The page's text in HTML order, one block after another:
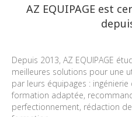
AZ EQUIPAGE est
Depuis 2013, AZ EQUIPAGE
meilleures solutions pour une
par leurs équipages :
formation adaptée,
perfectionnement, rédaction